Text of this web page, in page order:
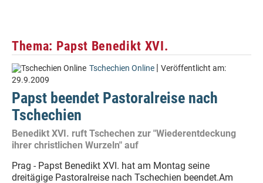
Thema: Papst Benedikt XVI.
Tschechien Online | Veröffentlicht am:
29.9.2009
Papst beendet Pastoralreise nach
Tschechien
Benedikt XVI. ruft Tschechen zur "Wiederentdeckung
ihrer christlichen Wurzeln" auf
Prag - Papst Benedikt XVI. hat am Montag seine
dreitägige Pastoralreise nach Tschechien beendet.Am